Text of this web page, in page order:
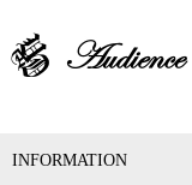
INFORMATION